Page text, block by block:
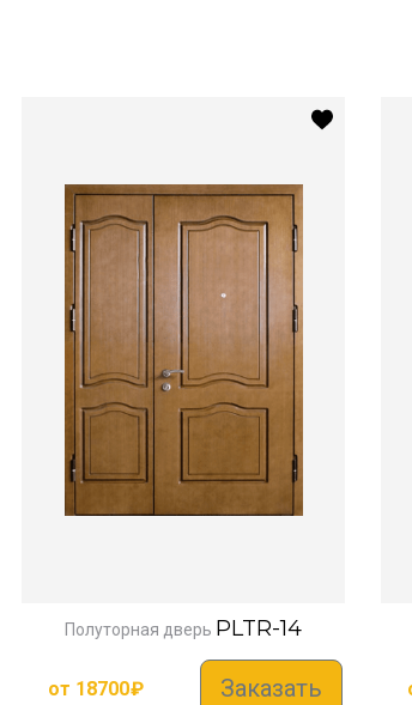
Полуторная дверь PLTR-14
от 18700₽ Заказать